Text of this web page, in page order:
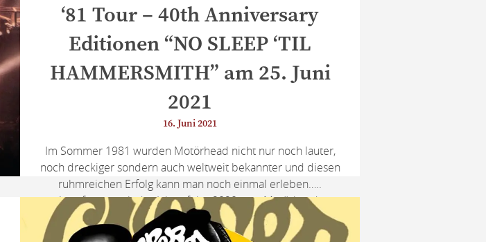
‘81 Tour – 40th Anniversary
Editionen “NO SLEEP ‘TIL
HAMMERSMITH” am 25. Juni
2021
16. Juni 2021
Im Sommer 1981 wurden Motörhead nicht nur noch lauter,
noch dreckiger sondern auch weltweit bekannter und diesen
ruhmreichen Erfolg kann man noch einmal erleben…..
Angefangen mit der Jahresfeier 2020 vom Motörheads
ikonischem Album ‘Ace Of Spades’ kommt nun das Live Album,
das alle anderen Live Alben in den Schatten stellt: die